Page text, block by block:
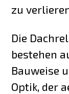
zu
Die
bestehen
Bauweise
Optik, der